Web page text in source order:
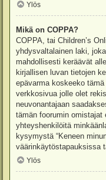
Ylös
Mikä on COPPA?
COPPA, tai Children’s
yhdysvaltalainen laki,
mahdollisesti keräävät
kirjallisen luvan tietojen
epävarma koskeeko
verkkosivua jolle olet
neuvonantajaan
tämän foorumin
yhteyshenkilöitä
kysymystä “Keneen
väärinkäytöstapauksissa
Ylös